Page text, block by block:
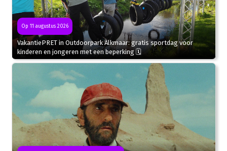
Op 11 augustus 2026
VakantiePRET in Outdoorpark Alkmaar: gratis sportdag voor
kinderen en jongeren met een beperking 🗓